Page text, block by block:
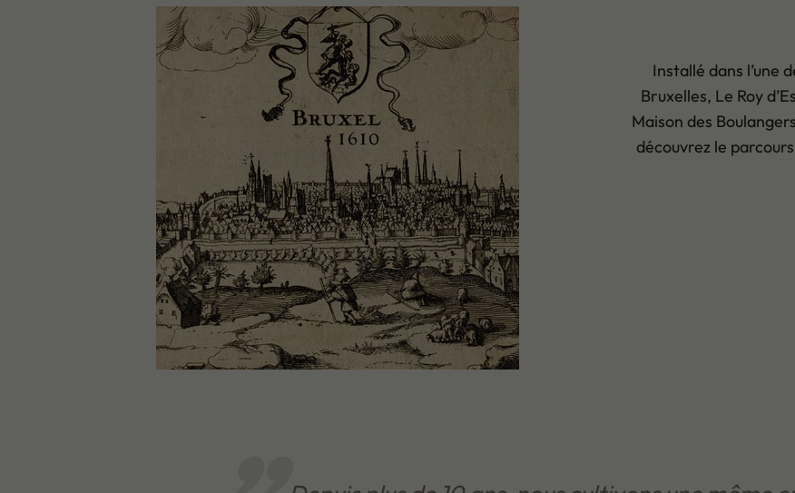
Installé dans l’une
Bruxelles, Le Roy
Maison des
découvrez le